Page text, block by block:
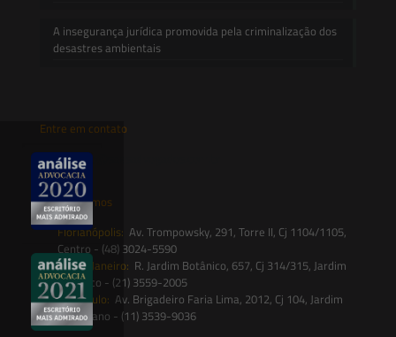
A insegurança jurídica promovida pela criminalização dos
desastres ambientais
Entre em contato
contato@saesadvogados.com.br
Onde estamos
Florianópolis: Av. Trompowsky, 291, Torre II, Cj 1104/1105,
Centro - (48) 3024-5590
Rio de Janeiro: R. Jardim Botânico, 657, Cj 314/315, Jardim
Botânico - (21) 3559-2005
São Paulo: Av. Brigadeiro Faria Lima, 2012, Cj 104, Jardim
Paulistano - (11) 3539-9036